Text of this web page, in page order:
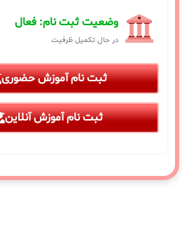
وضعیت ثبت نام: فعال
در حال تکمیل ظرفیت
ثبت نام آموزش حضوری
ثبت نام آموزش آنلاین